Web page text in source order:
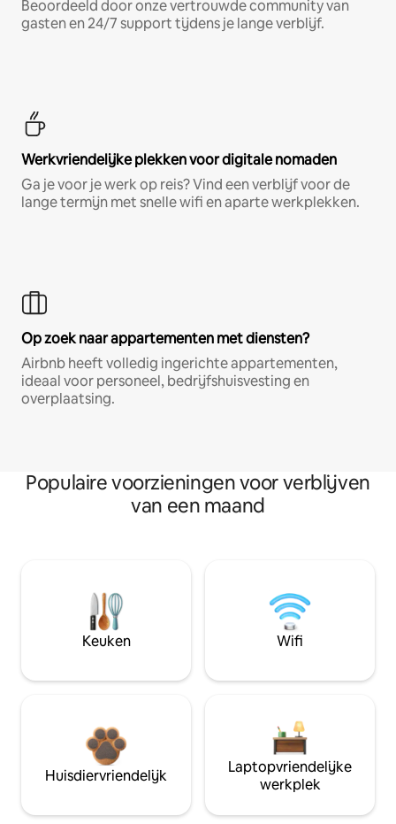
Beoordeeld door onze vertrouwde community van
gasten en 24/7 support tijdens je lange verblijf.
Werkvriendelijke plekken voor digitale nomaden
Ga je voor je werk op reis? Vind een verblijf voor de
lange termijn met snelle wifi en aparte werkplekken.
Op zoek naar appartementen met diensten?
Airbnb heeft volledig ingerichte appartementen,
ideaal voor personeel, bedrijfshuisvesting en
overplaatsing.
Populaire voorzieningen voor verblijven
van een maand
Keuken Wifi
Huisdiervriendelijk
Laptopvriendelijke
werkplek